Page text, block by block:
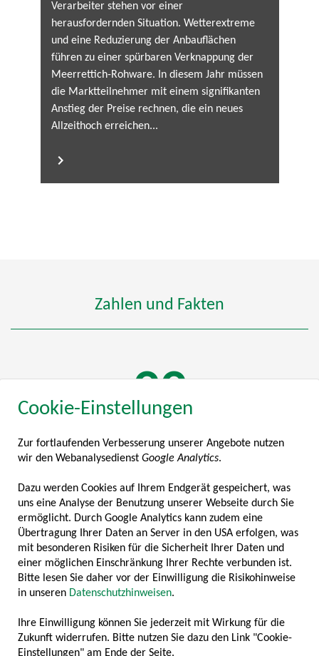
Cookie-Einstellungen
Zur fortlaufenden Verbesserung unserer Angebote nutzen
wir den Webanalysedienst Google Analytics.
Dazu werden Cookies auf Ihrem Endgerät gespeichert, was
uns eine Analyse der Benutzung unserer Webseite durch Sie
ermöglicht. Durch Google Analytics kann zudem eine
Übertragung Ihrer Daten an Server in den USA erfolgen, was
mit besonderen Risiken für die Sicherheit Ihrer Daten und
einer möglichen Einschränkung Ihrer Rechte verbunden ist.
Bitte lesen Sie daher vor der Einwilligung die Risikohinweise
in unseren Datenschutzhinweisen.
Ihre Einwilligung können Sie jederzeit mit Wirkung für die
Zukunft widerrufen. Bitte nutzen Sie dazu den Link "Cookie-
Einstellungen" am Ende der Seite.
Verarbeiter stehen vor einer
herausfordernden Situation. Wetterextreme
und eine Reduzierung der Anbauflächen
führen zu einer spürbaren Verknappung der
Meerrettich-Rohware. In diesem Jahr müssen
die Marktteilnehmer mit einem signifikanten
Anstieg der Preise rechnen, die ein neues
Allzeithoch erreichen...
Zahlen und Fakten
117
MITGLIEDSUNTERNEHMEN
2
8925